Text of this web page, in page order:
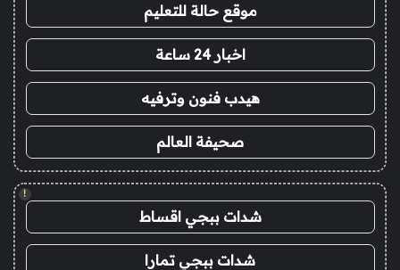
موقع حالة للتعليم
اخبار 24 ساعة
هيدب فنون وترفيه
صحيفة العالم
!
شدات ببجي اقساط
شدات ببجي تمارا